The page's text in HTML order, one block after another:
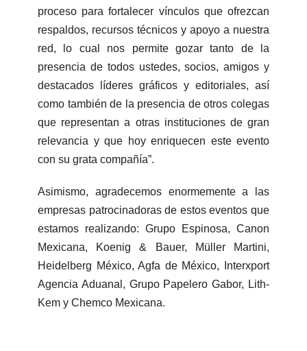
proceso para fortalecer vínculos que ofrezcan
respaldos, recursos técnicos y apoyo a nuestra
red, lo cual nos permite gozar tanto de la
presencia de todos ustedes, socios, amigos y
destacados líderes gráficos y editoriales, así
como también de la presencia de otros colegas
que representan a otras instituciones de gran
relevancia y que hoy enriquecen este evento
con su grata compañía”.
Asimismo, agradecemos enormemente a las
empresas patrocinadoras de estos eventos que
estamos realizando: Grupo Espinosa, Canon
Mexicana, Koenig & Bauer, Müller Martini,
Heidelberg México, Agfa de México, Interxport
Agencia Aduanal, Grupo Papelero Gabor, Lith-
Kem y Chemco Mexicana.